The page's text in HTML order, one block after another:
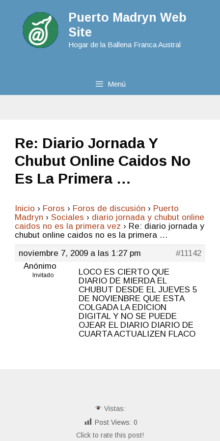
Puerto Madryn Web
Site
Hogar de la Ballena Franca Austral
Menú
Re: Diario Jornada Y
Chubut Online Caidos No
Es La Primera …
Inicio › Foros › Foros de discusión › Puerto
Madryn › Sociales › diario jornada y chubut online
caidos no es la primera vez › Re: diario jornada y
chubut online caidos no es la primera …
noviembre 7, 2009 a las 1:27 pm
#11142
Anónimo
Invitado
LOCO ES CIERTO QUE
DIARIO DE MIERDA EL
CHUBUT DESDE EL JUEVES 5
DE NOVIENBRE QUE ESTA
COLGADA LA EDICION
DIGITAL Y NO SE PUEDE
OJEAR EL DIARIO DIARIO DE
CUARTA ACTUALIZEN FLACO
Vistas:
Post Views: 0
Click to rate this post!